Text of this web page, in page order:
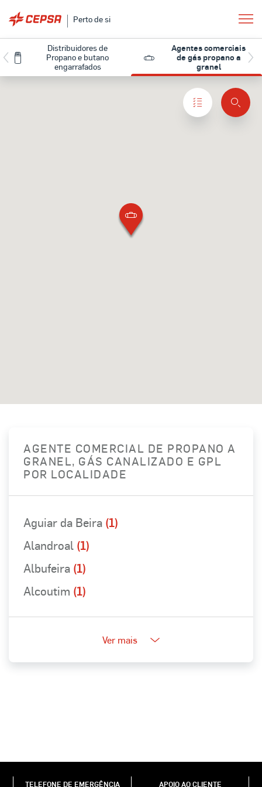
Perto de si
Distribuidores de
Propano e butano
engarrafados
Agentes comerciais
de gás propano a
granel
AGENTE COMERCIAL DE PROPANO A
GRANEL, GÁS CANALIZADO E GPL
POR LOCALIDADE
Ver mais
Aguiar da Beira (1)
Alandroal (1)
Albufeira (1)
Alcoutim (1)
TELEFONE DE EMERGÊNCIA APOIO AO CLIENTE